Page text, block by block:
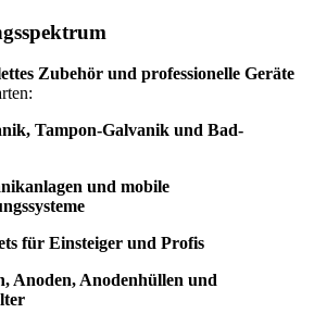
Zubehör und professionelle Geräte
Tampon-Galvanik und Bad-
und mobile
für Einsteiger und Profis
Anoden, Anodenhüllen und